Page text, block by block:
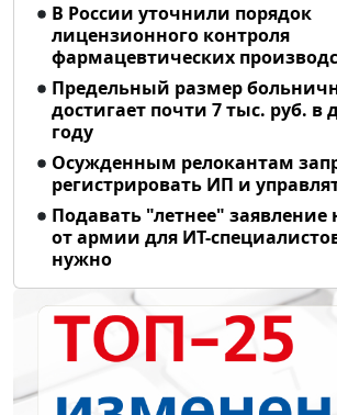
В России уточнили порядок
лицензионного контроля
фармацевтических
Предельный размер
достигает почти 7 тыс. руб. в
году
Осужденным релокантам
регистрировать ИП и
Подавать "летнее" заявление
от армии для ИТ-
нужно